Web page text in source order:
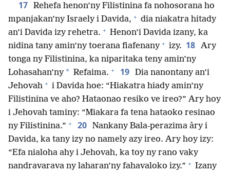
17 Rehefa henon’ny Filistinina fa nohosorana ho
mpanjakan’ny Israely i Davida, + dia niakatra hitady
an’i Davida izy rehetra. + Henon’i Davida izany, ka
nidina tany amin’ny toerana fiafenany + izy. 18 Ary
tonga ny Filistinina, ka niparitaka teny amin’ny
Lohasahan’ny * Refaima. + 19 Dia nanontany an’i
Jehovah + i Davida hoe: “Hiakatra hiady amin’ny
Filistinina ve aho? Hataonao resiko ve ireo?” Ary hoy
i Jehovah taminy: “Miakara fa tena hataoko resinao
ny Filistinina.” + 20 Nankany Bala-perazima àry i
Davida, ka tany izy no namely azy ireo. Ary hoy izy:
“Efa nialoha ahy i Jehovah, ka toy ny rano vaky
nandravarava ny laharan’ny fahavaloko izy.” + Izany